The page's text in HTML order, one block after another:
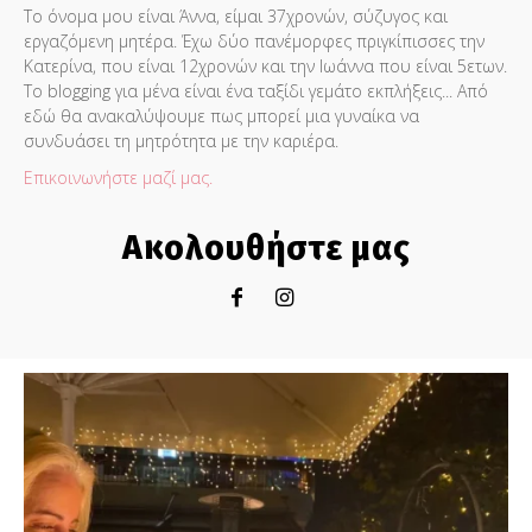
Το όνομα μου είναι Άννα, είμαι 37χρονών, σύζυγος και
εργαζόμενη μητέρα. Έχω δύο πανέμορφες πριγκίπισσες την
Κατερίνα, που είναι 12χρονών και την Ιωάννα που είναι 5ετων.
Το blogging για μένα είναι ένα ταξίδι γεμάτο εκπλήξεις... Από
εδώ θα ανακαλύψουμε πως μπορεί μια γυναίκα να
συνδυάσει τη μητρότητα με την καριέρα.
Επικοινωνήστε μαζί μας.
Ακολουθήστε μας